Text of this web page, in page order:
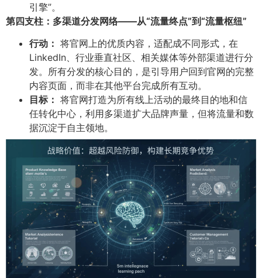
引擎”。
第四支柱：多渠道分发网络——从“流量终点”到“流量枢纽”​
行动：​ 将官网上的优质内容，适配成不同形式，在
LinkedIn、行业垂直社区、相关媒体等外部渠道进行分
发。所有分发的核心目的，是引导用户回到官网的完整
内容页面，而非在其他平台完成所有互动。
目标：​ 将官网打造为所有线上活动的最终目的地和信
任转化中心，利用多渠道扩大品牌声量，但将流量和数
据沉淀于自主领地。